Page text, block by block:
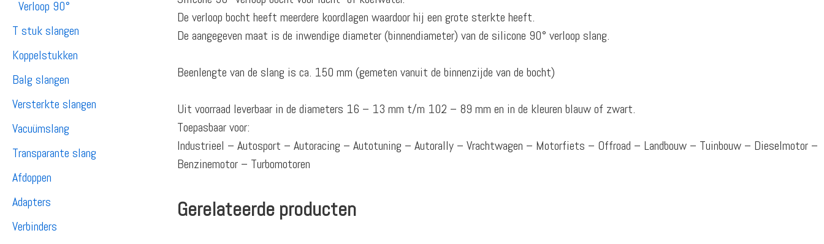
Verloop 90°
T stuk slangen
Koppelstukken
Balg slangen
Versterkte slangen
Vacuümslang
Transparante slang
Afdoppen
Adapters
Verbinders
De verloop bocht heeft meerdere koordlagen waardoor hij een grote sterkte heeft.
De aangegeven maat is de inwendige diameter (binnendiameter) van de silicone 90° verloop slang.
Beenlengte van de slang is ca. 150 mm (gemeten vanuit de binnenzijde van de bocht)
Uit voorraad leverbaar in de diameters 16 – 13 mm t/m 102 – 89 mm en in de kleuren blauw of zwart.
Toepasbaar voor:
Industrieel – Autosport – Autoracing – Autotuning – Autorally – Vrachtwagen – Motorfiets – Offroad – Landbouw – Tuinbouw – Dieselmotor –
Benzinemotor – Turbomotoren
Gerelateerde producten